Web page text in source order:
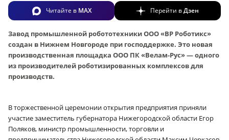
Читайте в MAX Перейти вДзен
Завод промышленной робототехники ООО «ВР Роботикс»
создан в Нижнем Новгороде при господдержке. Это новая
производственная площадка ООО ПК «Велам-Рус» — одного
из производителей роботизированных комплексов для
производств.
В торжественной церемонии открытия предприятия приняли
участие заместитель губернатора Нижегородской области Егор
Поляков, министр промышленности, торговли и